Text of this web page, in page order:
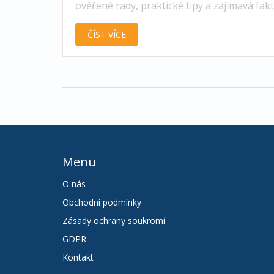
ověřené rady, praktické tipy a zajímavá
která pomohou udržet vaše auto v
stavu. Tento článek se zaměřuje na
ČÍST VÍCE
Menu
O nás
Obchodní podmínky
Zásady ochrany soukromí
GDPR
Kontakt